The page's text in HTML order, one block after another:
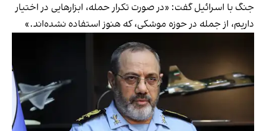
جنگ با اسرائیل گفت: «در صورت تکرار حمله، ابزارهایی در اختیار
داریم، از جمله در حوزه موشکی، که هنوز استفاده نشده‌اند.»